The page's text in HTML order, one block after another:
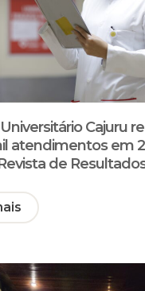
Cajuru
atendimentos em
de